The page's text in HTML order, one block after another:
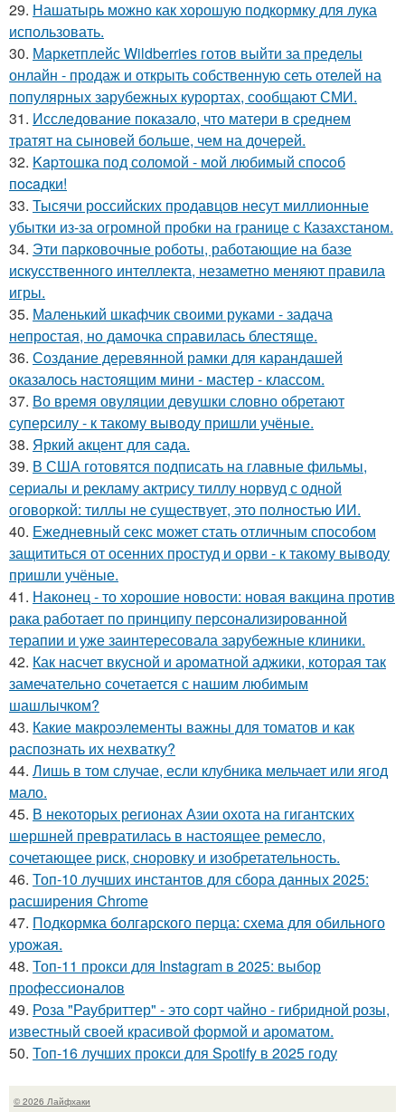
29. Нашатырь можно как хорошую подкормку для лука
использовать.
30. Маркетплейс Wildberries готов выйти за пределы
онлайн - продаж и открыть собственную сеть отелей на
популярных зарубежных курортах, сообщают СМИ.
31. Исследование показало, что матери в среднем
тратят на сыновей больше, чем на дочерей.
32. Kapтошка под соломой - мoй любимый спocoб
пocaдки!
33. Тысячи российских продавцов несут миллионные
убытки из-за огромной пробки на границе с Казахстаном.
34. Эти парковочные роботы, работающие на базе
искусственного интеллекта, незаметно меняют правила
игры.
35. Маленький шкафчик своими руками - задача
непростая, но дамочка справилась блестяще.
36. Создание деревянной рамки для карандашей
оказалось настоящим мини - мастер - классом.
37. Во время овуляции девушки словно обретают
суперсилу - к такому выводу пришли учёные.
38. Яркий акцент для сада.
39. В США готовятся подписать на главные фильмы,
сериалы и рекламу актрису тиллу норвуд с одной
оговоркой: тиллы не существует, это полностью ИИ.
40. Ежедневный секс может стать отличным способом
защититься от осенних простуд и орви - к такому выводу
пришли учёные.
41. Наконец - то хорошие новости: новая вакцина против
рака работает по принципу персонализированной
терапии и уже заинтересовала зарубежные клиники.
42. Как насчет вкусной и ароматной аджики, которая так
замечательно сочетается с нашим любимым
шашлычком?
43. Какие макроэлементы важны для томатов и как
распознать их нехватку?
44. Лишь в том случае, если клубника мельчает или ягод
мало.
45. В некоторых регионах Азии охота на гигантских
шершней превратилась в настоящее ремесло,
сочетающее риск, сноровку и изобретательность.
46. Топ-10 лучших инстантов для сбора данных 2025:
расширения Chrome
47. Подкормка болгарского перца: схема для обильного
урожая.
48. Топ-11 прокси для Instagram в 2025: выбор
профессионалов
49. Роза "Раубриттер" - это сорт чайно - гибридной розы,
известный своей красивой формой и ароматом.
50. Топ-16 лучших прокси для Spotify в 2025 году
© 2026 Лайфхаки